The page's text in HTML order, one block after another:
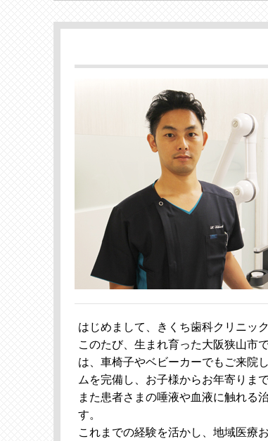
はじめまして、きくち歯科クリニッ
このたび、生まれ育った大阪狭山市
は、車椅子やベビーカーでもご来院
ムを完備し、お子様からお年寄りま
また患者さまの唾液や血液に触れる
す。
これまでの経験を活かし、地域医療